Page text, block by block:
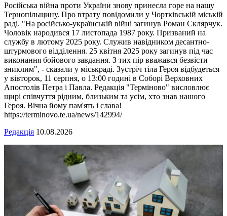
Російська війна проти України знову принесла горе на нашу
Тернопільщину. Про втрату повідомили у Чортківській міській
раді. "На російсько-українській війні загинув Роман Склярчук.
Чоловік народився 17 листопада 1987 року. Призваний на
службу в лютому 2025 року. Служив навідником десантно-
штурмового відділення. 25 квітня 2025 року загинув під час
виконання бойового завдання. З тих пір вважався безвісти
зниклим", - сказали у міськраді. Зустріч тіла Героя відбудеться
у вівторок, 11 серпня, о 13:00 годині в Соборі Верховних
Апостолів Петра і Павла. Редакція "Терміново" висловлює
щирі співчуття рідним, близьким та усім, хто знав нашого
Героя. Вічна йому пам'ять і слава!
https://terminovo.te.ua/news/142994/
Редакція 10.08.2026